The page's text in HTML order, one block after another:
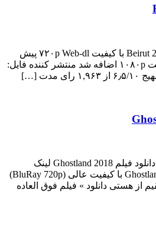
دانلود فیلم Beirut 2018 Beirut 2018 با کیفیت ۷۲۰p Web-dl پیش
نمایش فیلم اضافه شد کیفیت ۱۰۸۰p اضافه شد منتشر کننده فایل:
[…]
دانلود فیلم Ghostland 2018 دانلود فیلم Ghostland 2018 لینک
مستقیم دانلود فیلم Ghostland 2018 با کیفیت عالی (BluRay 720p)
از هستی دانلود » فیلم فوق العاده